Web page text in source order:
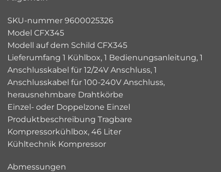
SKU-nummer 9600025326
Model CFX345
Modell auf dem Schild CFX345
Lieferumfang 1 Kühlbox, 1 Bedienungsanleitung, 1
Anschlusskabel für 12/24V Anschluss, 1
Anschlusskabel für 100-240V Anschluss,
herausnehmbare Drahtkörbe
Einzel- oder Doppelzone Einzel
Produktbeschreibung Tragbare
Kompressorkühlbox, 46 Liter
Kühltechnik Kompressor
Abmessungen